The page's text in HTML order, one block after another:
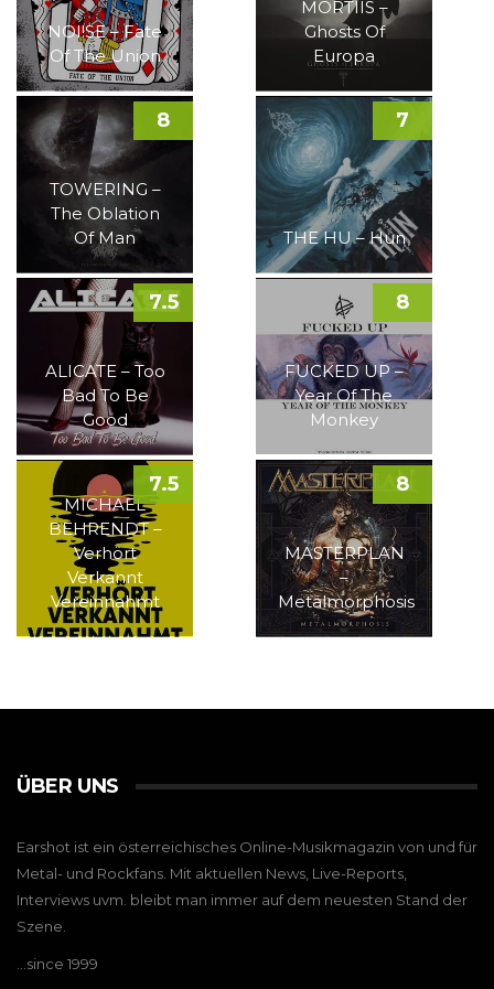
NOI!SE – Fate
Of The Union
MORTIIS –
Ghosts Of
Europa
TOWERING –
The Oblation
Of Man
8
THE HU – Hun
7
ALICATE – Too
Bad To Be
Good
7.5
FUCKED UP –
Year Of The
Monkey
8
MICHAEL
BEHRENDT –
Verhört
Verkannt
Vereinnahmt
7.5
MASTERPLAN
–
Metalmorphosis
8
ÜBER UNS
Earshot ist ein österreichisches Online-Musikmagazin von und für
Metal- und Rockfans. Mit aktuellen News, Live-Reports,
Interviews uvm. bleibt man immer auf dem neuesten Stand der
Szene.
…since 1999